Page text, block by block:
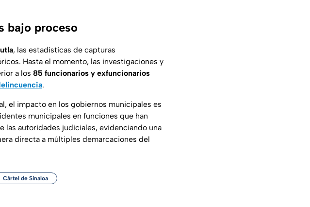
bajo proceso
, las estadísticas de capturas
Hasta el momento, las investigaciones y
a los 85 funcionarios y exfuncionarios
.
el impacto en los gobiernos municipales es
municipales en funciones que han
las autoridades judiciales, evidenciando una
directa a múltiples demarcaciones del
Cártel de Sinaloa